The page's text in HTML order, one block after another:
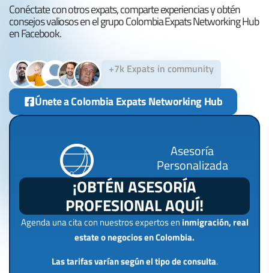
Conéctate con otros expats, comparte experiencias y obtén
consejos valiosos en el grupo Colombia Expats Networking Hub
en Facebook.
+7k Expats in community
Únete a Colombia Expats Networking Hub
Asesoría
Personalizada
¡OBTÉN ASESORÍA
PROFESIONAL AQUÍ!
Agenda una cita con nuestros expertos en inmigración, real
estate o negocios en Colombia.
Las tarifas varían según el tipo de consulta.